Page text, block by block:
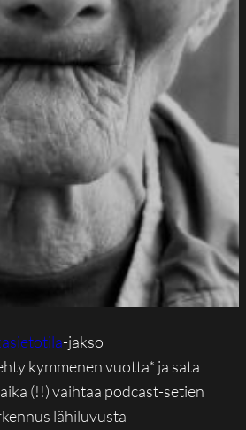
-jakso
kymmenen vuotta* ja sata
(!!) vaihtaa podcast-setien
lähiluvusta